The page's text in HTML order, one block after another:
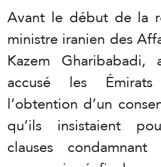
Avant le début de la
ministre iranien des
Kazem Gharibabadi,
accusé les
l’obtention d’un
qu’ils insistaient
clauses